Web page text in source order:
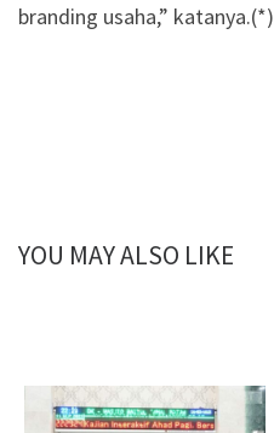
branding usaha,” katanya.(*)
YOU MAY ALSO LIKE